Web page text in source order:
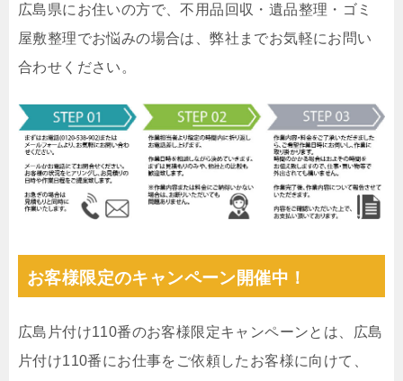
広島県にお住いの方で、不用品回収・遺品整理・ゴミ
屋敷整理でお悩みの場合は、弊社までお気軽にお問い
合わせください。
お客様限定のキャンペーン開催中！
広島片付け110番のお客様限定キャンペーンとは、広島
片付け110番にお仕事をご依頼したお客様に向けて、